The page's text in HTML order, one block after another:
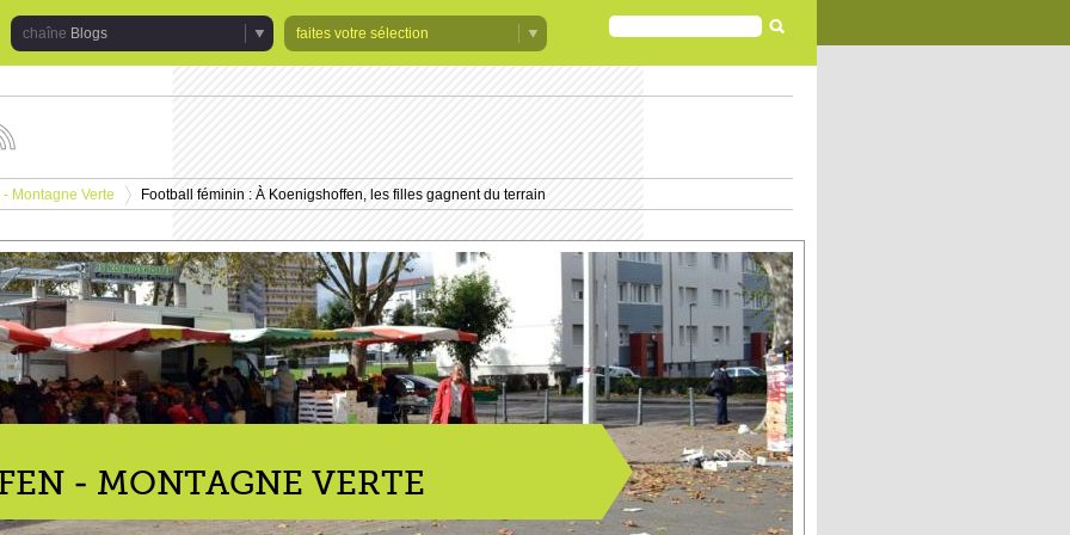
Blogs
faites votre sélection
FORMULAIRE
DE
RECHERCHE
Montagne Verte
>
Football féminin : À Koenigshoffen, les filles gagnent du terrain
- MONTAGNE VERTE